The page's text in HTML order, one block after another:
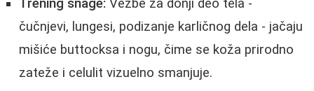
Trening snage: Vežbe za donji deo tela -
čučnjevi, lungesi, podizanje karličnog dela - jačaju
mišiće buttocksa i nogu, čime se koža prirodno
zateže i celulit vizuelno smanjuje.